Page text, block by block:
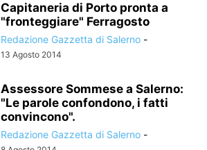
Capitaneria di Porto pronta a
"fronteggiare" Ferragosto
Redazione Gazzetta di Salerno -
13 Agosto 2014
Assessore Sommese a Salerno:
"Le parole confondono, i fatti
convincono".
Redazione Gazzetta di Salerno -